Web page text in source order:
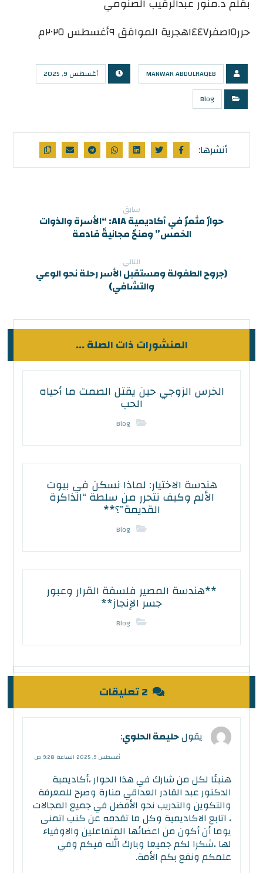
حرر١٥صفر١٤٤٧هجرية الموافق ٩أغسطس ٢٠٢٥م
MANWAR ABDULRAQEB
أغسطس 9, 2025
Blog
سابق
حوارٌ مثمرٌ في أكاديمية AIA: “الأسرة والذوات
الخمس” ومنحٌ مجانيةٌ قادمة
التالي
(جروح الطفولة ومستقبل الأسر رحلة نحو الوعي
والتشافي)
المنشورات ذات الصلة ...
الخرس الزوجي حين يقتل الصمت ما أحياه
الحب
Blog
هندسة الاختيار: لماذا نسكن في بيوت
الألم وكيف نتحرر من سلطة “الذاكرة
القديمة”؟**
Blog
**هندسة المصير فلسفة القرار وعبور
جسر الإنجاز**
Blog
2 تعليقات
يقولحليمة الحلوي:
أغسطس 9, 2025 الساعة 9:28 ص
هنيئا لكل من شارك في هذا الحوار ،أكاديمية
الدكتور عبد القادر العداقي منارة وصرح للمعرفة
والتكوين والتدريب نحو الأفضل في جميع المجالات
، اتابع الاكاديمية وكل ما تقدمه عن كتب اتمنى
يوما أن أكون من اعضائها المتفاعلين والاوفياء
لها ،شكرا لكم جميعا وبارك الله فيكم وفي
علمكم ونفع بكم الأمة.